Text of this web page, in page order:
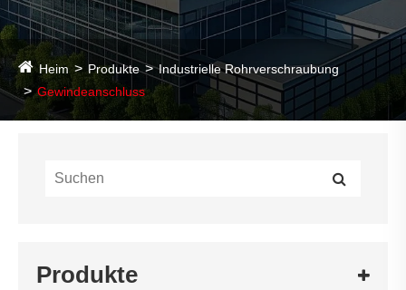
Heim Produkte
Industrielle Rohrverschraubung
Gewindeanschluss
Produkte